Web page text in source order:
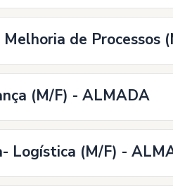
de Processos
(M/F) - ALMADA
Logística (M/F) -